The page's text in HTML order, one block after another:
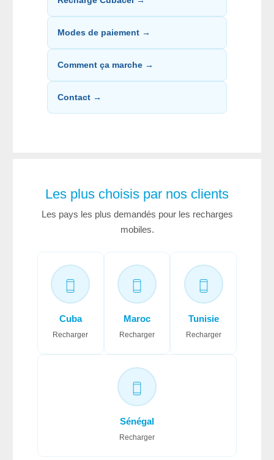
Modes de paiement →
Comment ça marche →
Contact →
Les plus choisis par nos clients
Les pays les plus demandés pour les recharges
mobiles.
Cuba
Recharger
Maroc
Recharger
Tunisie
Recharger
Sénégal
Recharger